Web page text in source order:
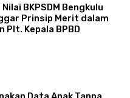
Nilai BKPSDM Bengkulu
Prinsip Merit dalam
Plt. Kepala BPBD